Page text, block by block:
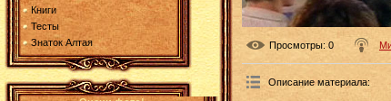
Книги
Тесты
Знаток Алтая
Просмотры: 0
Описание материала: